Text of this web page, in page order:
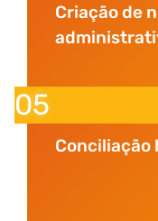
Criação de
05
Conciliação